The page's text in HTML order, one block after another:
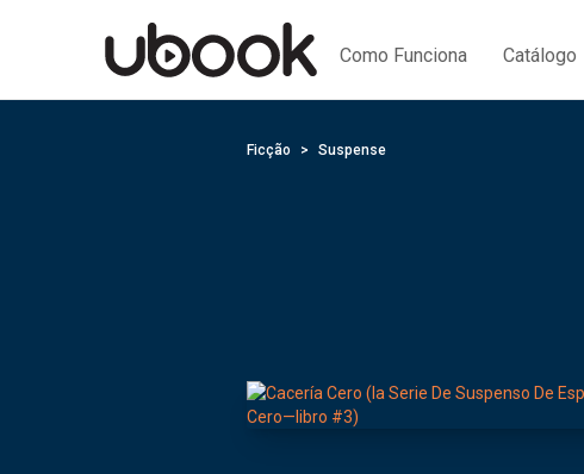
Como Funciona Catálogo
Ficção Suspense